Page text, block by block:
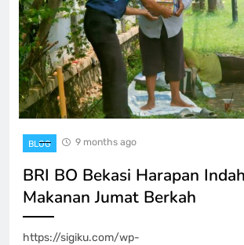
BLOG 9 months ago
BRI BO Bekasi Harapan
Makanan Jumat Berkah
https://sigiku.com/wp-